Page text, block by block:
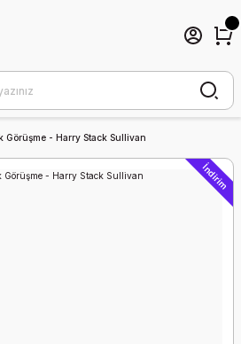
Görüşme - Harry Stack Sullivan
İndirim